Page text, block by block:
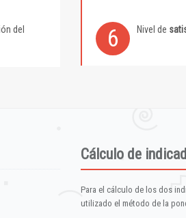
del
6 Nivel de
Cálculo de
Para el cálculo de los dos
utilizado el método de la